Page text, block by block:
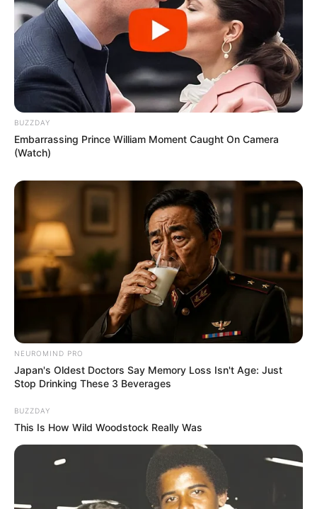
10056 – Filmes baseados em livros infantis
11177 – Desenhos animados
27346 – Programas infantis
52843 – Música para crianças
5507 – Histórias com animais
Anime 7424
2653 – Animes de ação
452 – Animes com drama
11881 – Séries e filmes de animação para adultos
5507 – Histórias com animais
BUZZDAY
Embarrassing Prince William Moment Caught On Camera
(Watch)
NEUROMIND PRO
Japan's Oldest Doctors Say Memory Loss Isn't Age: Just
Stop Drinking These 3 Beverages
BUZZDAY
This Is How Wild Woodstock Really Was